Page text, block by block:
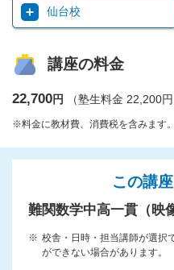
仙台校
講座の料金
22,700円 （塾生料金 22,200円
※料金に教材費、消費税を含みます。
この講
難関数学中高一貫（映
校舎・日時・担当講師が選択
ができない場合があります。